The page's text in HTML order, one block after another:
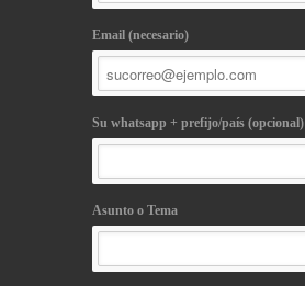
Email (necesario)
Su whatsapp + prefijo/país (opcional)
Asunto o Tema